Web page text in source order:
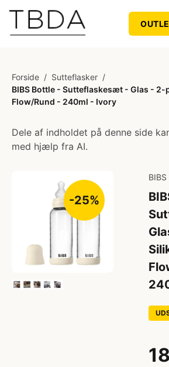
Forside / Sutteflasker /
BIBS Bottle - Sutteflaskesæt - Glas -
Flow/Rund - 240ml - Ivory
Dele af indholdet på denne side
med hjælp fra AI.
-25%
BIBS